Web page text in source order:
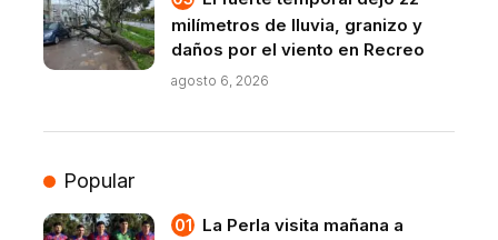
milímetros de lluvia, granizo y
daños por el viento en Recreo
agosto 6, 2026
Popular
La Perla visita mañana a